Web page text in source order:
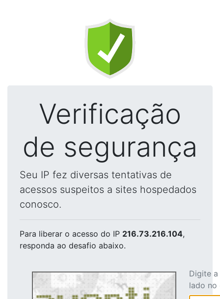
Verificação
de segurança
Seu IP fez diversas tentativas de
acessos suspeitos a sites hospedados
conosco.
Para liberar o acesso do IP 216.73.216.104,
responda ao desafio abaixo.
Digite
lado no